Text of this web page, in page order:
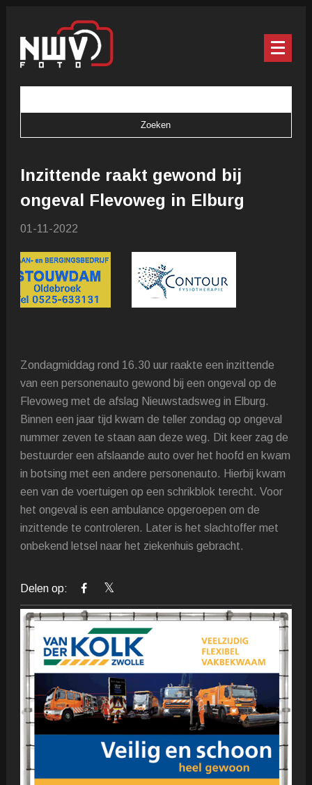
Inzittende raakt gewond bij
ongeval Flevoweg in Elburg
01-11-2022
Zondagmiddag rond 16.30 uur raakte een inzittende
van een personenauto gewond bij een ongeval op de
Flevoweg met de afslag Nieuwstadsweg in Elburg.
Binnen een jaar tijd kwam de teller zondag op ongeval
nummer zeven te staan aan deze weg. Dit keer zag de
bestuurder een afslaande auto over het hoofd en kwam
in botsing met een andere personenauto. Hierbij kwam
een van de voertuigen op een schrikblok terecht. Voor
het ongeval is een ambulance opgeroepen om de
inzittende te controleren. Later is het slachtoffer met
onbekend letsel naar het ziekenhuis gebracht.
Delen op: